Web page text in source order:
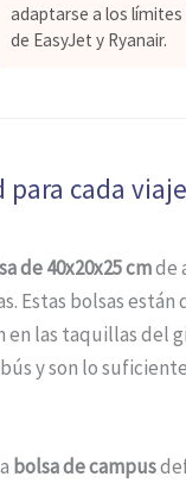
adaptarse a los
de EasyJet y Ryanair.
cada viaje
de 40x20x25 cmde
Estas bolsas están
las taquillas del
y son lo
bolsa de campus